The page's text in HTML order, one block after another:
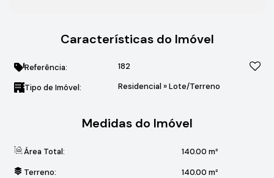
Características do Imóvel
Referência: 182
Tipo de Imóvel: Residencial »Lote/Terreno
Medidas do Imóvel
Área Total: 140.00 m²
Terreno:
140.00 m²